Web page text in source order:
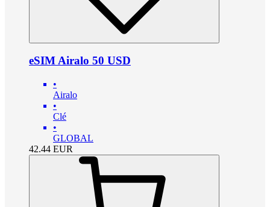
eSIM Airalo 50 USD
•
Airalo
•
Clé
•
GLOBAL
42.44 EUR